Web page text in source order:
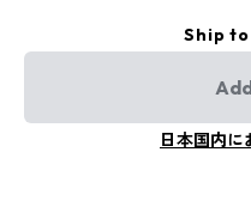
Ship
日本国内に